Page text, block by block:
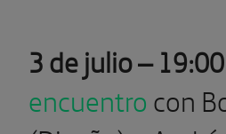
3 de julio –
encuentrocon